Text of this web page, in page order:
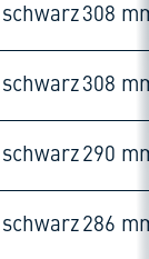
schwarz308
schwarz308
schwarz 290
schwarz 286